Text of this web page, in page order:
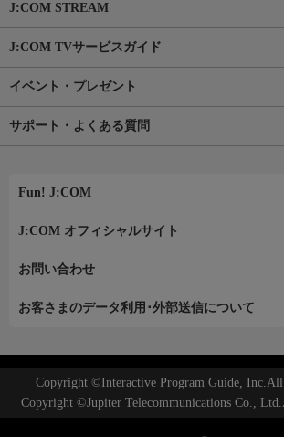
J:COM STREAM
J:COM TVサービスガイド
イベント・プレゼント
サポート・よくある質問
Fun! J:COM
J:COM オフィシャルサイト
お問い合わせ
お客さまのデータ利用･外部送信について
Copyright ©Interactive Program Guide, Inc.All
Copyright ©Jupiter Telecommunications Co.,